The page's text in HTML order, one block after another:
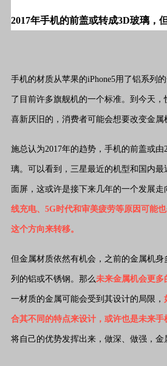
2017年手机的前盖或转成3D玻璃，
手机的材质从苹果的iPhone5用了铝系列
了目前许多旗舰机的一个标准。到今天
喜新厌旧的，消费者可能会想要改变金属
施总认为2017年的趋势，手机的前盖或由
璃。可以看到，三星最近的机型和国内最
面屏，这或许是接下来几年的一个发展
线充电、5G时代和审美疲劳等原因可能
这个方向来转移。
但金属材质依然有机会，之前的金属机身
列的铝或不锈钢。那么未来金属机会更多
一材质的金属可能会受到其设计的局限，
合其不同的特点来设计，或许也是未来手
将自己的优势发挥出来，做深、做强，金